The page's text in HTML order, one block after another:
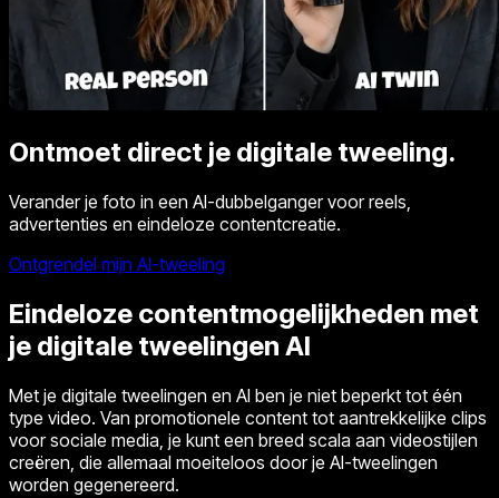
Ontmoet direct je digitale tweeling.
Verander je foto in een AI-dubbelganger voor reels,
advertenties en eindeloze contentcreatie.
Ontgrendel mijn AI-tweeling
Eindeloze contentmogelijkheden met
je digitale tweelingen AI
Met je digitale tweelingen en AI ben je niet beperkt tot één
type video. Van promotionele content tot aantrekkelijke clips
voor sociale media, je kunt een breed scala aan videostijlen
creëren, die allemaal moeiteloos door je AI-tweelingen
worden gegenereerd.